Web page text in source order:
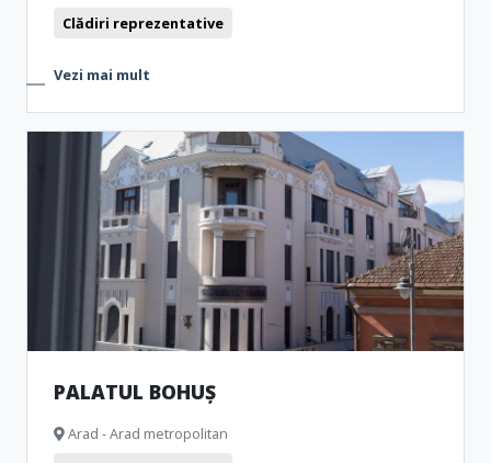
Clădiri reprezentative
Vezi mai mult
PALATUL BOHUȘ
Arad - Arad metropolitan